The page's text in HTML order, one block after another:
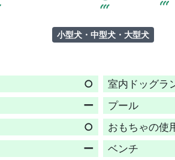
小型犬・中型犬・大型犬
○ 室内ドッグラ
ー プール
○ おもちゃの使
ー ベンチ